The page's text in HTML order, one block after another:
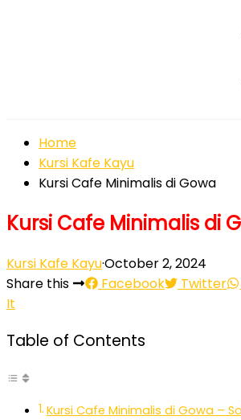
Home
Kursi Kafe Kayu
Kursi Cafe Minimalis di Gowa
Kursi Cafe Minimalis di
Kursi Kafe Kayu·October 2, 2024
Share this
Facebook Twitter
It
Table of Contents
Kursi Cafe Minimalis di Gowa –